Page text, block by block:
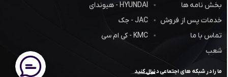
بخش نامه ها
خدمات پس از فروش
تماس با ما
شعب
HYUNDAI - هیوندای
JAC - جک
KMC - کی ام سی
ما را در شبکه های اجتماعی دنبال کنید